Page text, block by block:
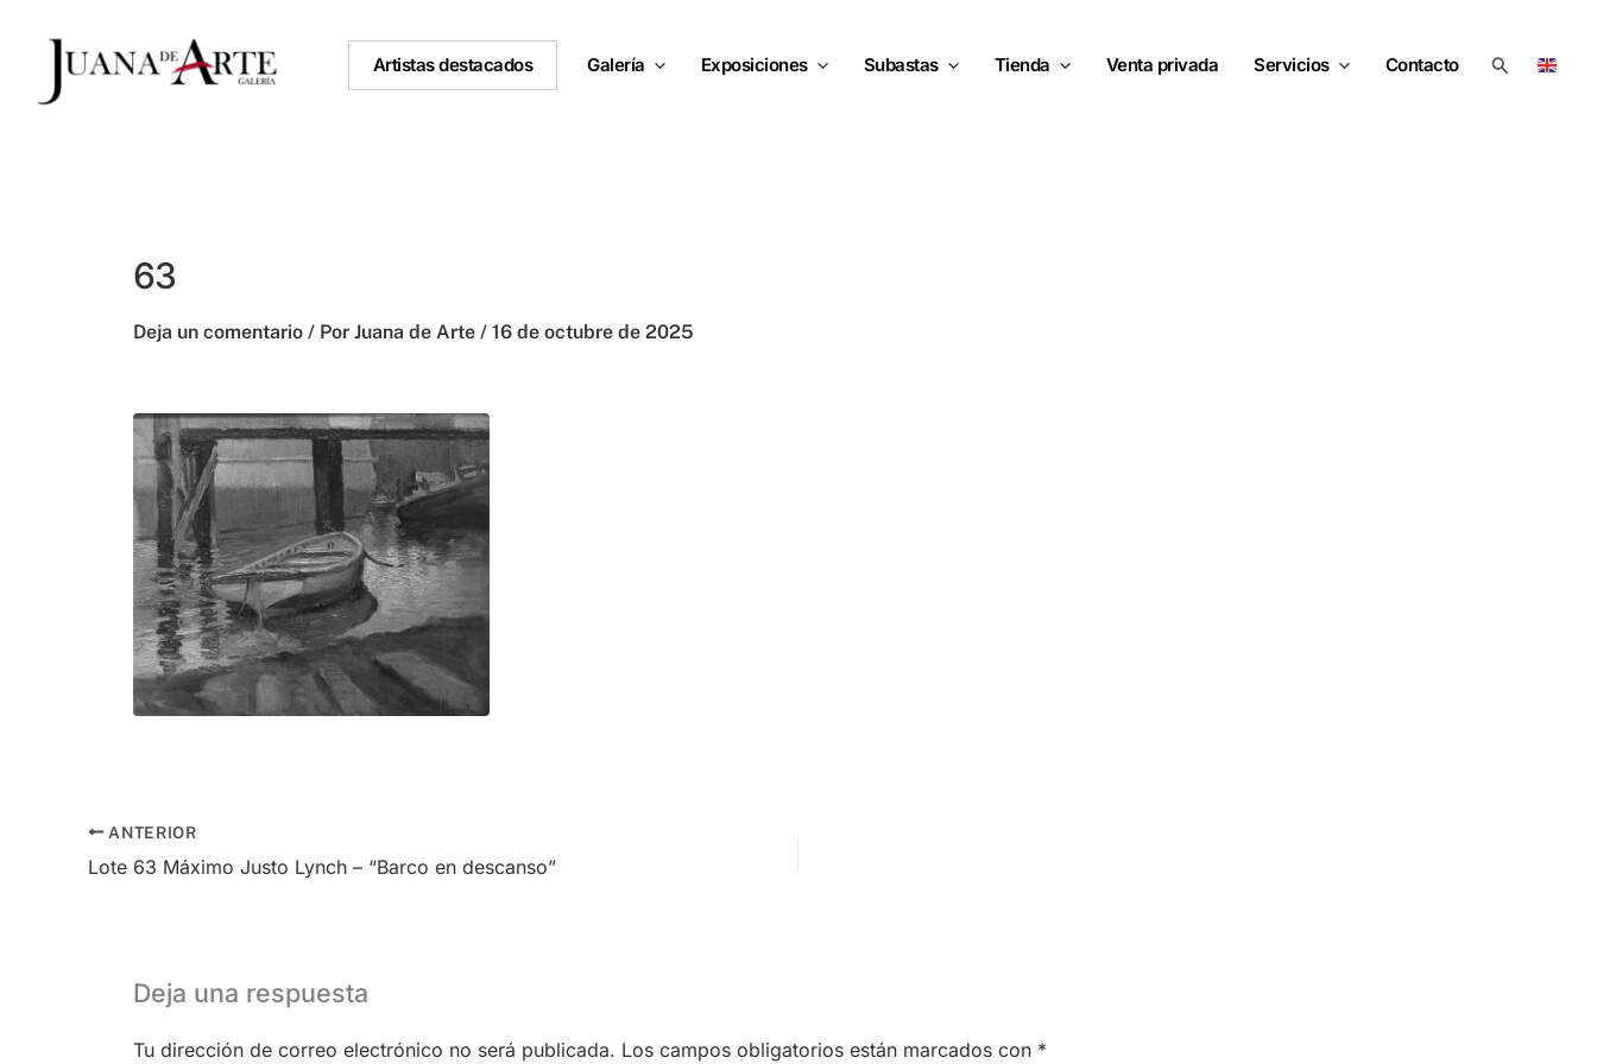
contenido
Artistas destacados Galería Exposiciones Subastas Tienda Venta privada Servicios Contacto Buscar
63
Deja un comentario / Por Juana de Arte / 16 de octubre de 2025
ANTERIOR
Lote 63 Máximo Justo Lynch – “Barco en descanso”
Deja una respuesta
Tu dirección de correo electrónico no será publicada. Los campos obligatorios están marcados con *